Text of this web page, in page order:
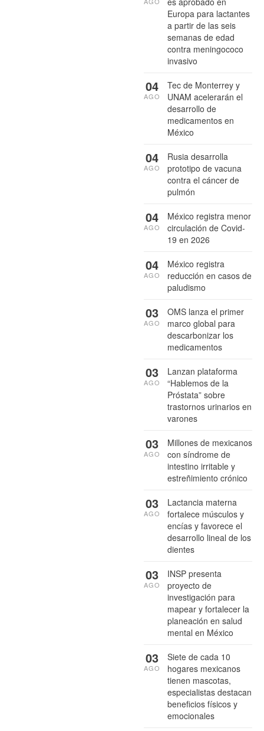
Europa para lactantes
a partir de las seis
semanas de edad
contra meningococo
invasivo
Tec de Monterrey y
UNAM acelerarán el
desarrollo de
medicamentos en
México
04
AGO
Rusia desarrolla
prototipo de vacuna
contra el cáncer de
pulmón
04
AGO
México registra menor
circulación de Covid-
19 en 2026
04
AGO
México registra
reducción en casos de
paludismo
04
AGO
OMS lanza el primer
marco global para
descarbonizar los
medicamentos
03
AGO
Lanzan plataforma
“Hablemos de la
Próstata” sobre
trastornos urinarios en
varones
03
AGO
Millones de mexicanos
con síndrome de
intestino irritable y
estreñimiento crónico
03
AGO
Lactancia materna
fortalece músculos y
encías y favorece el
desarrollo lineal de los
dientes
03
AGO
INSP presenta
proyecto de
investigación para
mapear y fortalecer la
planeación en salud
mental en México
03
AGO
Siete de cada 10
hogares mexicanos
tienen mascotas,
especialistas destacan
beneficios físicos y
emocionales
03
AGO